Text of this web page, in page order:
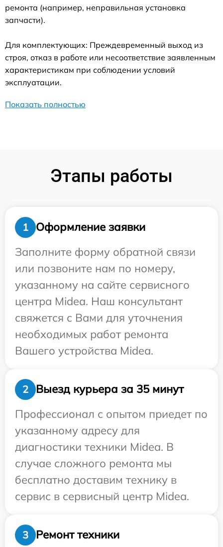
ремонта (например, неправильная установка
запчасти).
Для комплектующих: Преждевременный выход из
строя, отказ в работе или несоответствие заявленным
характеристикам при соблюдении условий
эксплуатации.
Показать полностью
Этапы работы
1
Оформление заявки
Заполните форму обратной связи
или позвоните нам по номеру,
указанному на сайте сервисного
центра Midea. Наш консультант
свяжется с Вами для уточнения
необходимых работ ремонта
Вашего устройства Midea.
2
Выезд курьера за 35 минут
Профессионал с опытом приедет по
указанному адресу для
диагностики техники Midea. В
случае сложного ремонта мы
бесплатно доставим технику в
сервис в сервисный центр Midea.
3
Ремонт техники